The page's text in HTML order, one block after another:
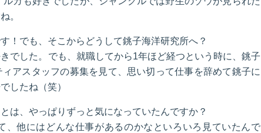
。
！でも、そこからどうして銚子海洋研究所へ？
でした。でも、就職してから1年ほど経つという時に、銚子
アスタッフの募集を見て、思い切って仕事を辞めて銚子に
したね（笑）
は、やっぱりずっと気になっていたんですか？
、他にはどんな仕事があるのかなといろいろ見ていたんで